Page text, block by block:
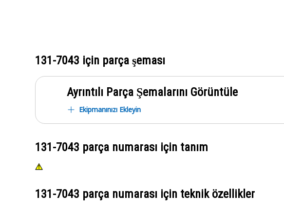
131-7043 için parça şeması
Ayrıntılı Parça Şemalarını Görüntüle
Ekipmanınızı Ekleyin
131-7043 parça numarası için tanım
131-7043 parça numarası için teknik özellikler